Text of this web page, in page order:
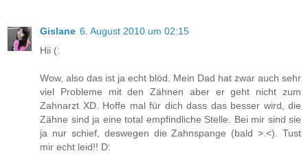
Gislane 6. August 2010 um 02:15
Hii (:
Wow, also das ist ja echt blöd. Mein Dad hat zwar auch sehr
viel Probleme mit den Zähnen aber er geht nicht zum
Zahnarzt XD. Hoffe mal für dich dass das besser wird, die
Zähne sind ja eine total empfindliche Stelle. Bei mir sind sie
ja nur schief, deswegen die Zahnspange (bald >.<). Tust
mir echt leid!! D: